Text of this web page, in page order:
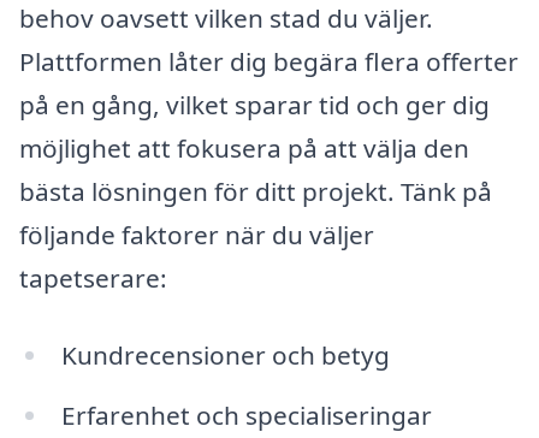
behov oavsett vilken stad du väljer.
Plattformen låter dig begära flera offerter
på en gång, vilket sparar tid och ger dig
möjlighet att fokusera på att välja den
bästa lösningen för ditt projekt. Tänk på
följande faktorer när du väljer
tapetserare:
Kundrecensioner och betyg
Erfarenhet och specialiseringar